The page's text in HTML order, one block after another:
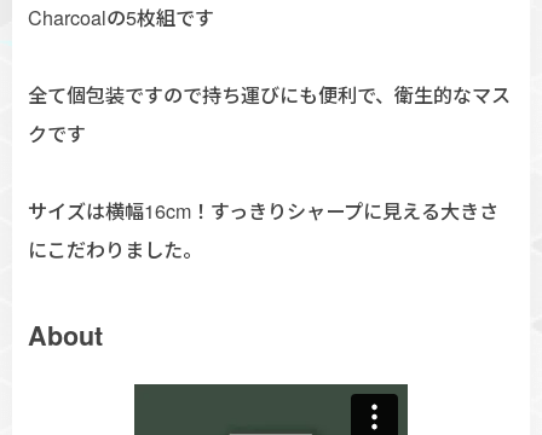
Charcoalの5枚組です
全て個包装ですので持ち運びにも便利で、衛生的なマス
クです
サイズは横幅16cm！すっきりシャープに見える大きさ
にこだわりました。
About